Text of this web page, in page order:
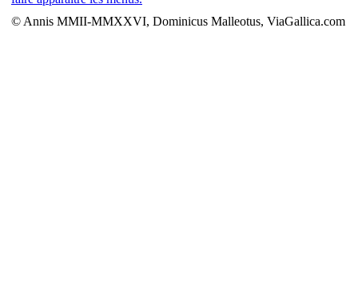
© Annis MMII-MMXXVI, Dominicus Malleotus, ViaGallica.com